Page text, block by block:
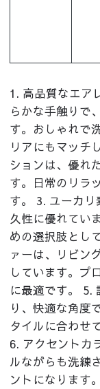
1. 高品質なエア
らかな手触りで
す。おしゃれで
リアにもマッチ
ションは、優れ
す。日常のリラ
す。 3. ユーカ
久性に優れてい
めの選択肢とし
ァーは、リビン
しています。プ
に最適です。 5.
り、快適な角度
タイルに合わせ
6. アクセントカ
ルながらも洗練
ントになります